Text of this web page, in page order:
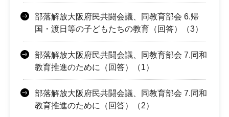
部落解放大阪府民共闘会議、同教育部会 6.帰
国・渡日等の子どもたちの教育（回答）（3）
部落解放大阪府民共闘会議、同教育部会 7.同和
教育推進のために（回答）（1）
部落解放大阪府民共闘会議、同教育部会 7.同和
教育推進のために（回答）（2）